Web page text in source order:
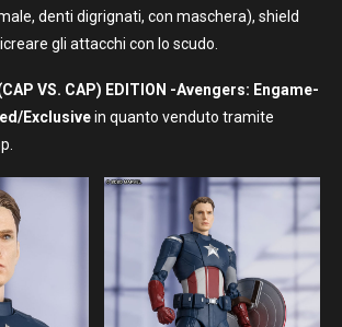
denti digrignati, con maschera), shield
gli attacchi con lo scudo.
VS. CAP) EDITION -Avengers: Engame-
Exclusivein quanto venduto tramite